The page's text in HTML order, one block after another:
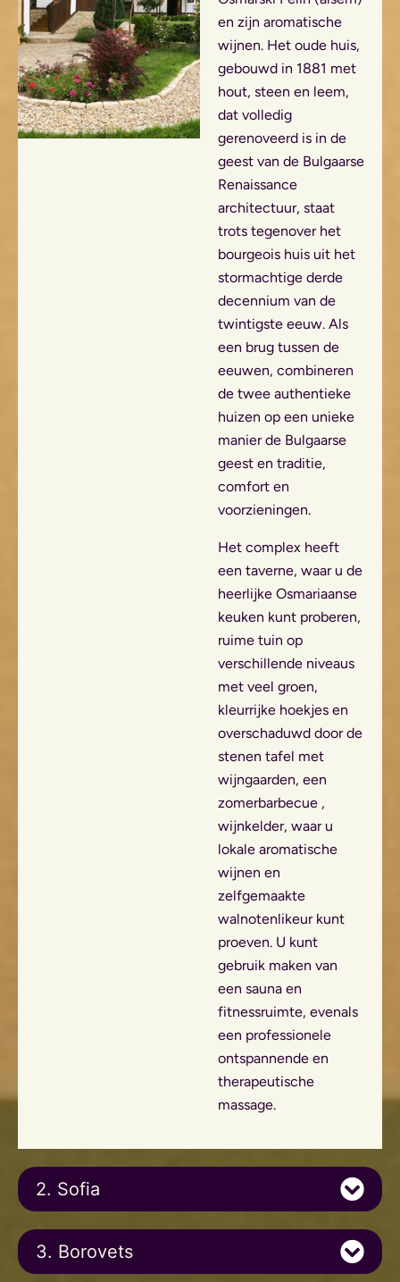
en zijn aromatische
wijnen. Het oude huis,
gebouwd in 1881 met
hout, steen en leem,
dat volledig
gerenoveerd is in de
geest van de Bulgaarse
Renaissance
architectuur, staat
trots tegenover het
bourgeois huis uit het
stormachtige derde
decennium van de
twintigste eeuw. Als
een brug tussen de
eeuwen, combineren
de twee authentieke
huizen op een unieke
manier de Bulgaarse
geest en traditie,
comfort en
voorzieningen.
Het complex heeft
een taverne, waar u de
heerlijke Osmariaanse
keuken kunt proberen,
ruime tuin op
verschillende niveaus
met veel groen,
kleurrijke hoekjes en
overschaduwd door de
stenen tafel met
wijngaarden, een
zomerbarbecue ,
wijnkelder, waar u
lokale aromatische
wijnen en
zelfgemaakte
walnotenlikeur kunt
proeven. U kunt
gebruik maken van
een sauna en
fitnessruimte, evenals
een professionele
ontspannende en
therapeutische
massage.
2. Sofia
3. Borovets